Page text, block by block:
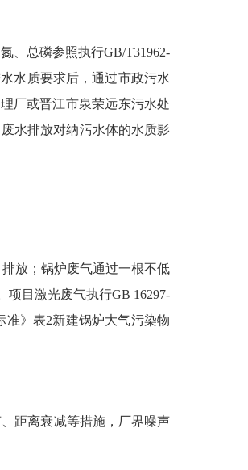
、总磷参照执行GB/T31962-
水质要求后，通过市政污水
厂或晋江市泉荣远东污水处
水排放对纳污水体的水质影
放；锅炉废气通过一根不低
目激光废气执行GB 16297-
准》表2新建锅炉大气污染物
距离衰减等措施，厂界噪声